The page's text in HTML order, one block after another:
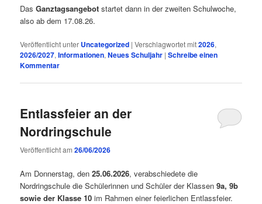
DasGanztagsangebot startet dann in der zweiten Schulwoche,
also ab dem 17.08.26.
Veröffentlicht unter Uncategorized |Verschlagwortet mit2026,
2026/2027,Informationen,Neues Schuljahr |Schreibe einen
Kommentar
Entlassfeier an der
Nordringschule
Veröffentlicht am26/06/2026
Am Donnerstag, den25.06.2026, verabschiedete die
Nordringschule die Schülerinnen und Schüler der Klassen9a, 9b
sowie der Klasse 10 im Rahmen einer feierlichen Entlassfeier.